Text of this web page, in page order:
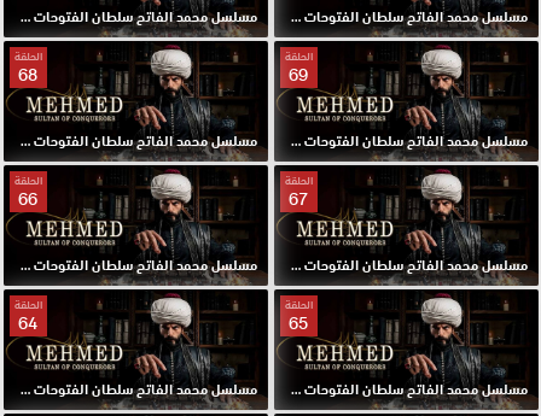
مسلسل محمد الفاتح سلطان الفتوحات مترجم الحلقة 71 HD مسلسل محمد الفاتح سلطان الفتوحات مترجم الحلقة 70 HD
الحلقة
69
مسلسل محمد الفاتح سلطان الفتوحات مترجم الحلقة 69 HD
الحلقة
68
مسلسل محمد الفاتح سلطان الفتوحات مترجم الحلقة 68 HD
الحلقة
67
مسلسل محمد الفاتح سلطان الفتوحات مترجم الحلقة 67 HD
الحلقة
66
مسلسل محمد الفاتح سلطان الفتوحات مترجم الحلقة 66 HD
الحلقة
65
مسلسل محمد الفاتح سلطان الفتوحات مترجم الحلقة 65 HD
الحلقة
64
مسلسل محمد الفاتح سلطان الفتوحات مترجم الحلقة 64 HD